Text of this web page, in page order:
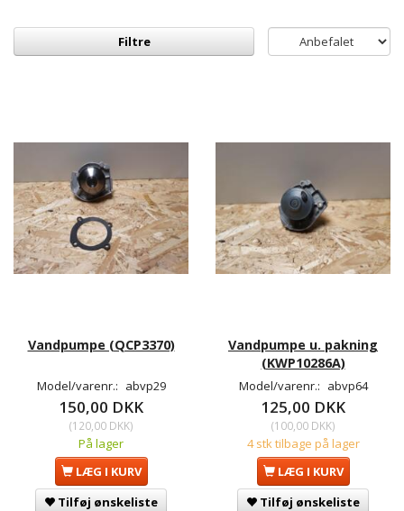
Filtre
Vandpumpe (QCP3370)
Model/varenr.: abvp29
150,00 DKK
(120,00 DKK)
På lager
LÆG I KURV
Tilføj ønskeliste
Vandpumpe u. pakning
(KWP10286A)
Model/varenr.: abvp64
125,00 DKK
(100,00 DKK)
4 stk tilbage på lager
LÆG I KURV
Tilføj ønskeliste